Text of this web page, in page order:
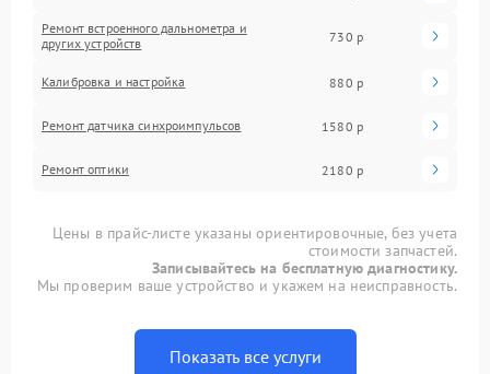
Ремонт встроенного дальнометра и
других устройств
730 р
Калибровка и настройка 880 р
Ремонт датчика синхроимпульсов 1580 р
Ремонт оптики 2180 р
Цены в прайс-листе указаны ориентировочные, без учета
стоимости запчастей.
Записывайтесь на бесплатную диагностику.
Мы проверим ваше устройство и укажем на неисправность.
Показать все услуги